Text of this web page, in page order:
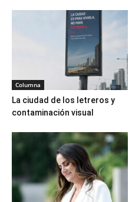
Columna
La ciudad de los letreros y
contaminación visual